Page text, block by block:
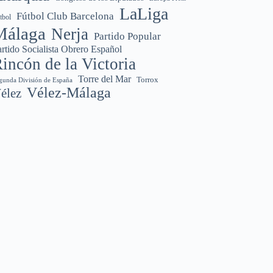
Fútbol Club Barcelona LaLiga
Nerja Partido Popular
Socialista Obrero Español
de la Victoria
División de España Torre del Mar Torrox
Vélez-Málaga